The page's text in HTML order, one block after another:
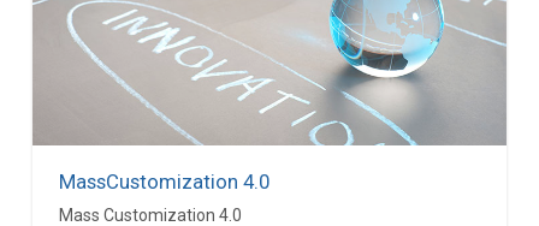
MassCustomization 4.0
Mass Customization 4.0